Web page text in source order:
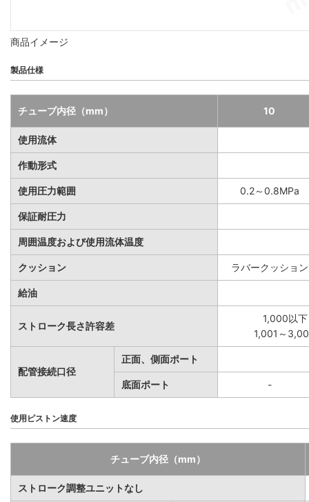
商品イメージ
製品仕様
チューブ内径（mm） 10
使用流体
作動形式
使用圧力範囲 0.2～0.8MPa
保証耐圧力
周囲温度および使用流体温度
クッション ラバークッション
給油
ストローク長さ許容差
1,000以
1,001～
配管接続口径
正面、側面ポート
底面ポート -
使用ピストン速度
チューブ内径（mm）
ストローク調整ユニットなし